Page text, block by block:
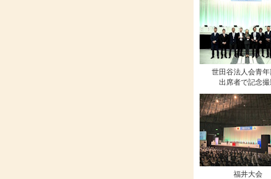
世田谷法人会青
出席者で記念
福井大会